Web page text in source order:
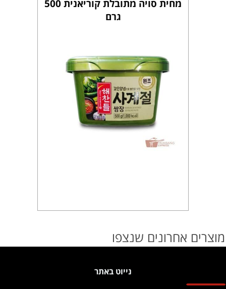
מחית סויה מתובלת קוריאנית 500
גרם
מוצרים אחרונים שנצפו
נייוט באתר